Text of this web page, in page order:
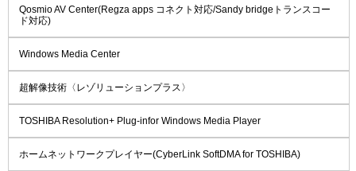
Qosmio AV Center(Regza apps コネクト対応/Sandy bridgeトランスコー
ド対応)
Windows Media Center
超解像技術〈レゾリューションプラス〉
TOSHIBA Resolution+ Plug-infor Windows Media Player
ホームネットワークプレイヤー(CyberLink SoftDMA for TOSHIBA)